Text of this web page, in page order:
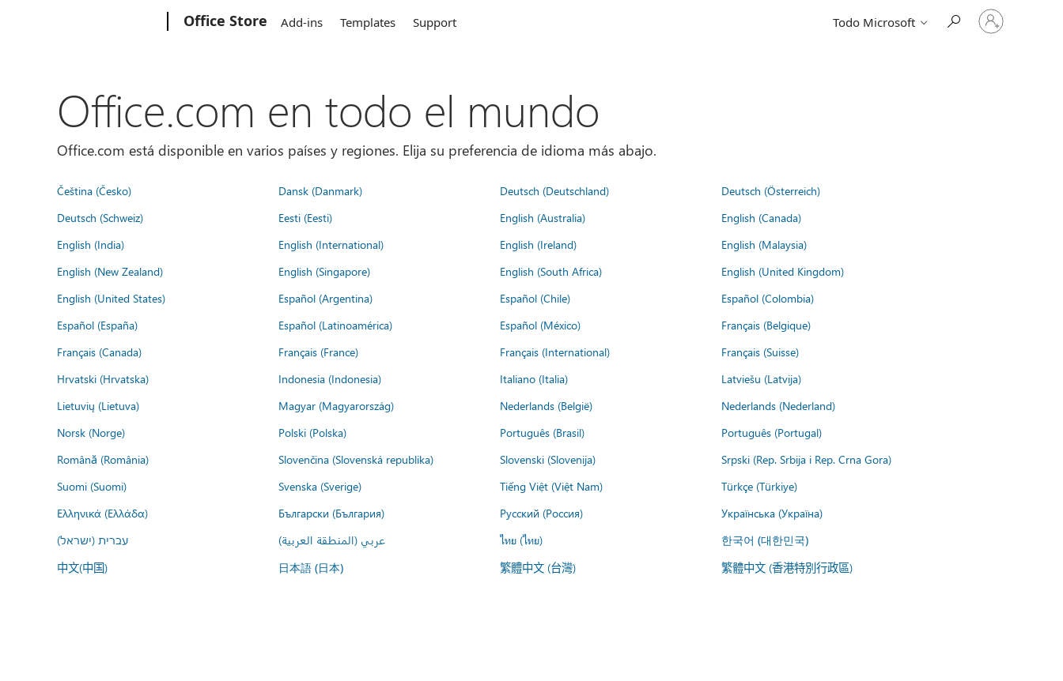
Office Store Add-ins Templates Support Todo Microsoft
Iniciar
sesión
Office.com en todo el mundo
Office.com está disponible en varios países y regiones. Elija su preferencia de idioma más abajo.
Čeština (Česko) Dansk (Danmark) Deutsch (Deutschland)
Deutsch (Österreich)
Deutsch (Schweiz)
Eesti (Eesti) English (Australia)
English (Canada)
English (India)
English (International) English (Ireland)
English (Malaysia)
English (New Zealand)
English (Singapore) English (South Africa)
English (United Kingdom)
English (United States)
Español (Argentina) Español (Chile)
Español (Colombia)
Español (España)
Español (Latinoamérica) Español (México)
Français (Belgique)
Français (Canada)
Français (France) Français (International)
Français (Suisse)
Hrvatski (Hrvatska)
Indonesia (Indonesia) Italiano (Italia)
Latviešu (Latvija)
Lietuvių (Lietuva)
Magyar (Magyarország) Nederlands (België)
Nederlands (Nederland)
Norsk (Norge)
Polski (Polska) Português (Brasil)
Português (Portugal)
Română (România)
Slovenčina (Slovenská republika) Slovenski (Slovenija)
Srpski (Rep. Srbija i Rep. Crna Gora)
Suomi (Suomi)
Svenska (Sverige) Tiếng Việt (Việt Nam)
Türkçe (Türkiye)
Ελληνικά (Ελλάδα)
Български (България) Русский (Россия)
Українська (Україна)
עברית (ישראל)
عربي (المنطقة العربية) ไทย (ไทย) 한국어 (대한민국)
中文(中国) 日本語 (日本) 繁體中文 (台灣) 繁體中文 (香港特別行政區)